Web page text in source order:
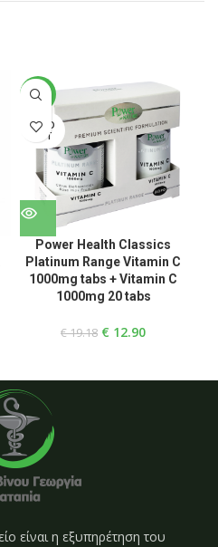
-33%
SOLD
OUT
Power Health Classics
Platinum Range Vitamin C
1000mg tabs + Vitamin C
1000mg 20 tabs
€19.18 € 12.90
είναι η εξυπηρέτηση του